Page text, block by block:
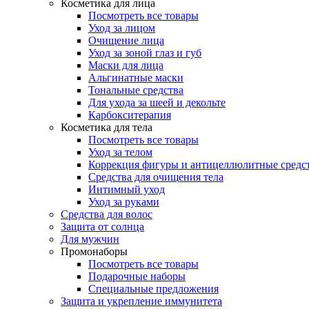
Косметика для лица
Посмотреть все товары
Уход за лицом
Очищение лица
Уход за зоной глаз и губ
Маски для лица
Альгинатные маски
Тональные средства
Для ухода за шеей и декольте
Карбокситерапия
Косметика для тела
Посмотреть все товары
Уход за телом
Коррекция фигуры и антицеллюлитные
Средства для очищения тела
Интимный уход
Уход за руками
Средства для волос
Защита от солнца
Для мужчин
Промонаборы
Посмотреть все товары
Подарочные наборы
Специальные предложения
Защита и укрепление иммунитета